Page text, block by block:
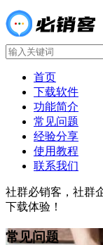
首页
下载软件
功能简介
常见问题
经验分享
使用教程
联系我们
社群必销客，社群
下载体验！
常见问题